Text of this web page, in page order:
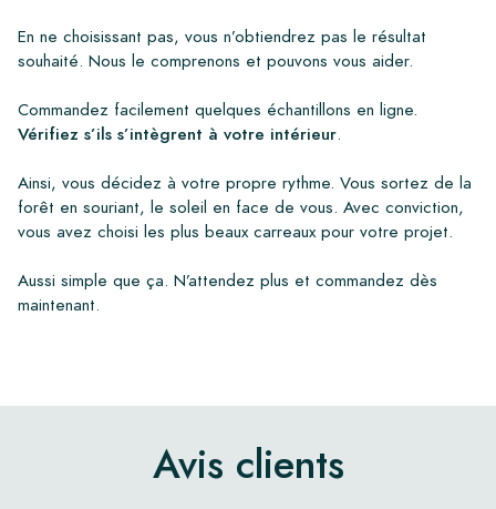
En ne choisissant pas, vous n’obtiendrez pas le résultat
souhaité. Nous le comprenons et pouvons vous aider.
Commandez facilement quelques échantillons en ligne.
Vérifiez s’ils s’intègrent à votre intérieur.
Ainsi, vous décidez à votre propre rythme. Vous sortez de la
forêt en souriant, le soleil en face de vous. Avec conviction,
vous avez choisi les plus beaux carreaux pour votre projet.
Aussi simple que ça. N’attendez plus et commandez dès
maintenant.
Avis clients